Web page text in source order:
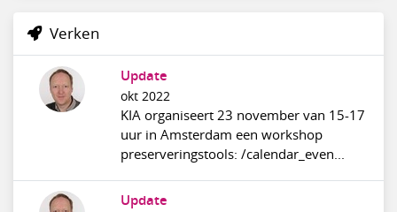
Verken
Update
okt 2022
KIA organiseert 23 november van 15-17
uur in Amsterdam een workshop
preserveringstools: /calendar_even...
Update